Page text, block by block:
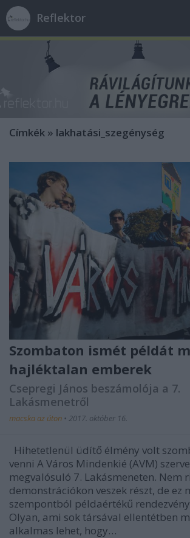
Reflektor
Címkék » lakhatási_szegénység
Szombaton ismét példát
hajléktalan emberek
Csepregi János beszámolója a 7.
Lakásmenetről
macska az úton • 2017. október 16.
Hihetetlenül üdítő élmény volt
venni A Város Mindenkié (AVM)
megvalósuló 7. Lakásmeneten. Nem
demonstrációkon veszek részt, de ez
szempontból példaértékű
Olyan, ami sok társával ellentétben
alkalmas lehet, hogy…